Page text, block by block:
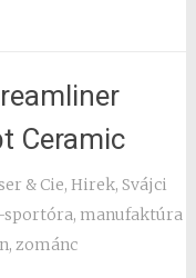
Ceramic
& Cie, Hirek, Svájci
sportóra, manufaktúra
,zománc